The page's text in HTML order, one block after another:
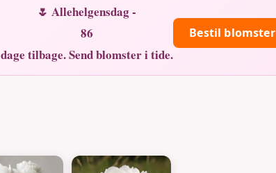
🌷 Allehelgensdag -
86
dage tilbage. Send blomster i tide.
Bestil blomster